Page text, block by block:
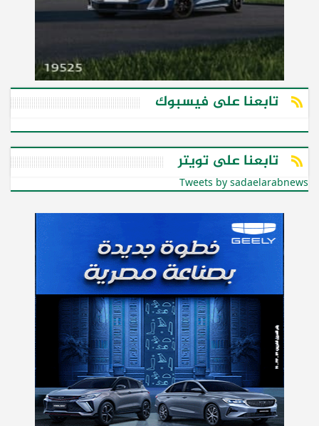
تابعنا على فيسبوك
تابعنا على تويتر
Tweets by sadaelarabnews